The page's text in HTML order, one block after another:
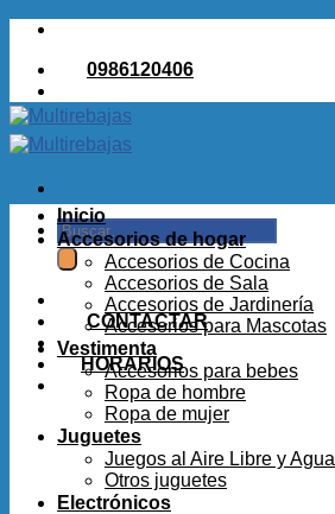
Saltar
contenido0986120406
Buscar
por:
CONTACTAR
HORARIOS
Inicio
Accesorios de hogar
Accesorios de Cocina
Accesorios de Sala
Accesorios de Jardinería
Accesorios para Mascotas
Vestimenta
Accesorios para bebes
Ropa de hombre
Ropa de mujer
Juguetes
Juegos al Aire Libre y Agua
Otros juguetes
Electrónicos